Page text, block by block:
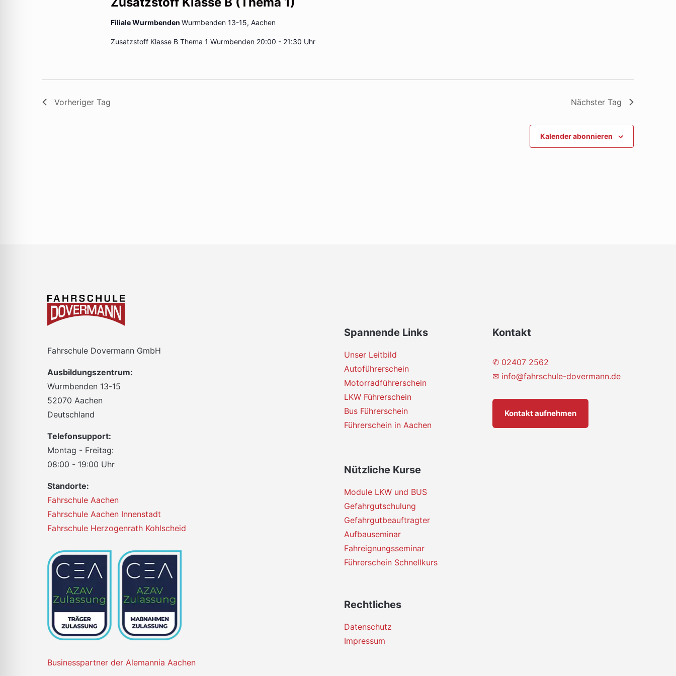
Filiale Wurmbenden Wurmbenden 13-15, Aachen
Zusatzstoff Klasse B Thema 1 Wurmbenden 20:00 - 21:30 Uhr
Vorheriger Tag Nächster Tag
Kalender abonnieren
Fahrschule Dovermann GmbH
Ausbildungszentrum:
Wurmbenden 13-15
52070 Aachen
Deutschland
Telefonsupport:
Montag - Freitag:
08:00 - 19:00 Uhr
Standorte:
Fahrschule Aachen
Fahrschule Aachen Innenstadt
Fahrschule Herzogenrath Kohlscheid
Businesspartner der Alemannia Aachen
Spannende Links
Unser Leitbild
Autoführerschein
Motorradführerschein
LKW Führerschein
Bus Führerschein
Führerschein in Aachen
Nützliche Kurse
Module LKW und BUS
Gefahrgutschulung
Gefahrgutbeauftragter
Aufbauseminar
Fahreignungsseminar
Führerschein Schnellkurs
Rechtliches
Datenschutz
Impressum
Kontakt
✆ 02407 2562
✉ info@fahrschule-dovermann.de
Kontakt aufnehmen